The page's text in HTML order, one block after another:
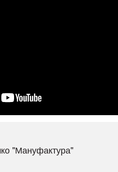
"Мануфактура"